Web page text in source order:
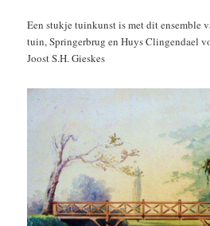
Een stukje tuinkunst is met dit ensemble
tuin, Springerbrug en Huys Clingendael
Joost S.H. Gieskes